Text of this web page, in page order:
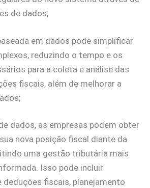
de dados;
em dados pode simplificar
reduzindo o tempo e os
para a coleta e análise das
fiscais, além de melhorar a
dados, as empresas podem obter
nova posição fiscal diante da
uma gestão tributária mais
Isso pode incluir
deduções fiscais, planejamento